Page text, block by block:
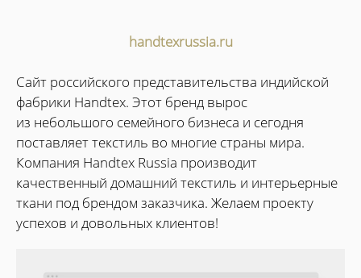
handtexrussia.ru
Сайт российского представительства индийской
фабрики Handtex. Этот бренд вырос
из небольшого семейного бизнеса и сегодня
поставляет текстиль во многие страны мира.
Компания Handtex Russia производит
качественный домашний текстиль и интерьерные
ткани под брендом заказчика. Желаем проекту
успехов и довольных клиентов!